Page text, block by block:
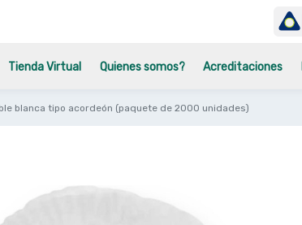
Tienda Virtual Quienes somos? Acreditaciones
blanca tipo acordeón (paquete de 2000 unidades)